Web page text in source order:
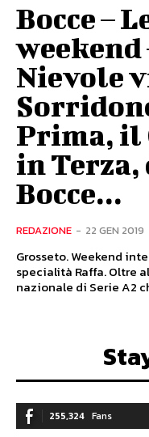
Bocce –
weekend
Nievole
Prima, il
in
Bocce...
REDAZIONE - 22 GEN 2019
Grosseto. Weekend
specialità Raffa. Oltre
nazionale di Serie A2
255,324 Fans